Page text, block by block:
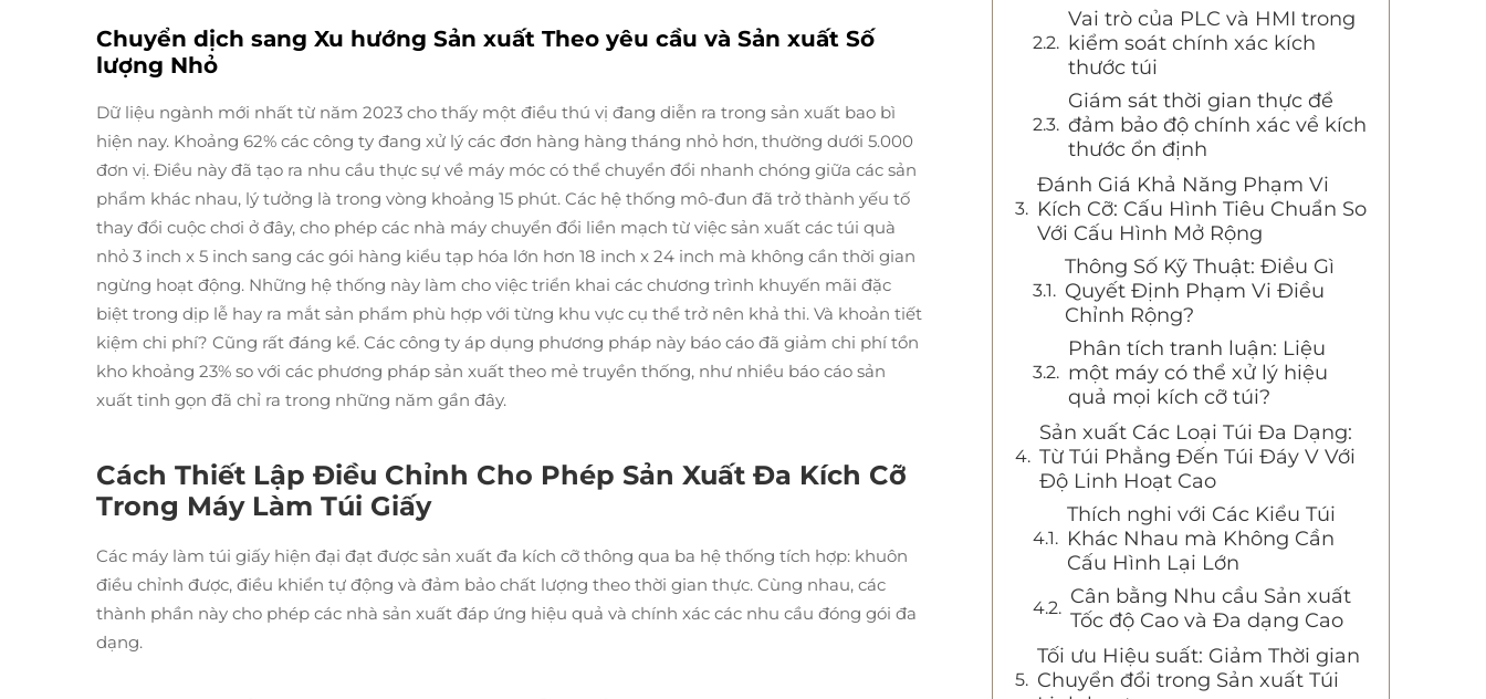
Chuyển dịch sang Xu hướng Sản xuất Theo yêu cầu và Sản xuất Số
lượng Nhỏ
Dữ liệu ngành mới nhất từ năm 2023 cho thấy một điều thú vị đang diễn ra trong sản xuất bao bì
hiện nay. Khoảng 62% các công ty đang xử lý các đơn hàng hàng tháng nhỏ hơn, thường dưới 5.000
đơn vị. Điều này đã tạo ra nhu cầu thực sự về máy móc có thể chuyển đổi nhanh chóng giữa các sản
phẩm khác nhau, lý tưởng là trong vòng khoảng 15 phút. Các hệ thống mô-đun đã trở thành yếu tố
thay đổi cuộc chơi ở đây, cho phép các nhà máy chuyển đổi liền mạch từ việc sản xuất các túi quà
nhỏ 3 inch x 5 inch sang các gói hàng kiểu tạp hóa lớn hơn 18 inch x 24 inch mà không cần thời gian
ngừng hoạt động. Những hệ thống này làm cho việc triển khai các chương trình khuyến mãi đặc
biệt trong dịp lễ hay ra mắt sản phẩm phù hợp với từng khu vực cụ thể trở nên khả thi. Và khoản tiết
kiệm chi phí? Cũng rất đáng kể. Các công ty áp dụng phương pháp này báo cáo đã giảm chi phí tồn
kho khoảng 23% so với các phương pháp sản xuất theo mẻ truyền thống, như nhiều báo cáo sản
xuất tinh gọn đã chỉ ra trong những năm gần đây.
Cách Thiết Lập Điều Chỉnh Cho Phép Sản Xuất Đa Kích Cỡ
Trong Máy Làm Túi Giấy
Các máy làm túi giấy hiện đại đạt được sản xuất đa kích cỡ thông qua ba hệ thống tích hợp: khuôn
điều chỉnh được, điều khiển tự động và đảm bảo chất lượng theo thời gian thực. Cùng nhau, các
thành phần này cho phép các nhà sản xuất đáp ứng hiệu quả và chính xác các nhu cầu đóng gói đa
dạng.
Vai trò của PLC và HMI trong
kiểm soát chính xác kích
thước túi
Giám sát thời gian thực để
đảm bảo độ chính xác về kích
thước ổn định
Đánh Giá Khả Năng Phạm Vi
Kích Cỡ: Cấu Hình Tiêu Chuẩn So
Với Cấu Hình Mở Rộng
Thông Số Kỹ Thuật: Điều Gì
Quyết Định Phạm Vi Điều
Chỉnh Rộng?
Phân tích tranh luận: Liệu
một máy có thể xử lý hiệu
quả mọi kích cỡ túi?
Sản xuất Các Loại Túi Đa Dạng:
Từ Túi Phẳng Đến Túi Đáy V Với
Độ Linh Hoạt Cao
Thích nghi với Các Kiểu Túi
Khác Nhau mà Không Cần
Cấu Hình Lại Lớn
Cân bằng Nhu cầu Sản xuất
Tốc độ Cao và Đa dạng Cao
Tối ưu Hiệu suất: Giảm Thời gian
Chuyển đổi trong Sản xuất Túi